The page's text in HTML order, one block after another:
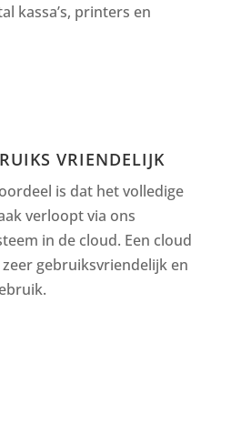
kassa’s, printers en
VRIENDELIJK
is dat het volledige
verloopt via ons
in de cloud. Een cloud
zeer gebruiksvriendelijk en